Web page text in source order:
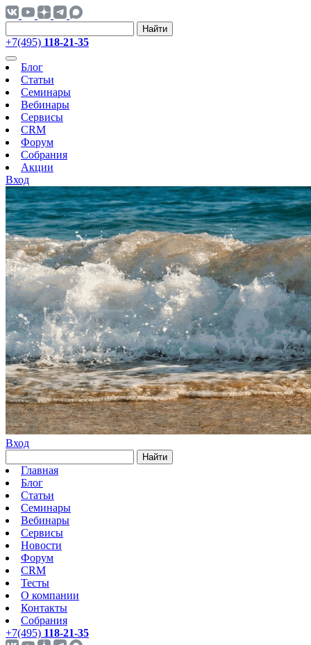
Найти
+7(495) 118-21-35
Блог
Статьи
Семинары
Вебинары
Сервисы
CRM
Форум
Собрания
Акции
Вход
Вход
Найти
Главная
Блог
Статьи
Семинары
Вебинары
Сервисы
Новости
Форум
CRM
Тесты
О компании
Контакты
Собрания
+7(495) 118-21-35